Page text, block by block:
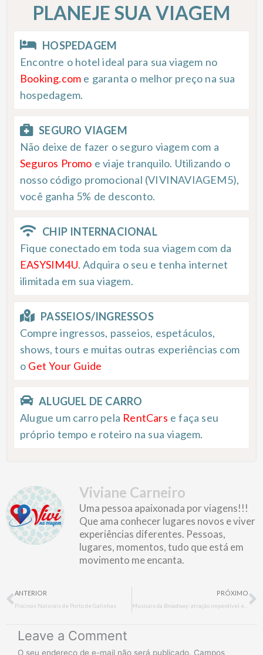
PLANEJE SUA VIAGEM
HOSPEDAGEM
Encontre o hotel ideal para sua viagem no
Booking.com e garanta o melhor preço na sua
hospedagem.
SEGURO VIAGEM
Não deixe de fazer o seguro viagem com a
Seguros Promo e viaje tranquilo. Utilizando o
nosso código promocional (VIVINAVIAGEM5),
você ganha 5% de desconto.
CHIP INTERNACIONAL
Fique conectado em toda sua viagem com da
EASYSIM4U. Adquira o seu e tenha internet
ilimitada em sua viagem.
PASSEIOS/INGRESSOS
Compre ingressos, passeios, espetáculos,
shows, tours e muitas outras experiências com
o Get Your Guide
ALUGUEL DE CARRO
Alugue um carro pela RentCars e faça seu
próprio tempo e roteiro na sua viagem.
Viviane Carneiro
Uma pessoa apaixonada por viagens!!!
Que ama conhecer lugares novos e viver
experiências diferentes. Pessoas,
lugares, momentos, tudo que está em
movimento me encanta.
Prev
ANTERIOR
Piscinas Naturais de Porto de Galinhas
PRÓXIMO
Leave a Comment
O seu endereço de e-mail não será publicado. Campos